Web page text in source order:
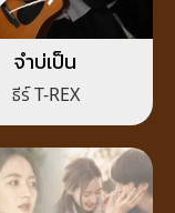
จำบ่เป็น
ธีร์ T-REX